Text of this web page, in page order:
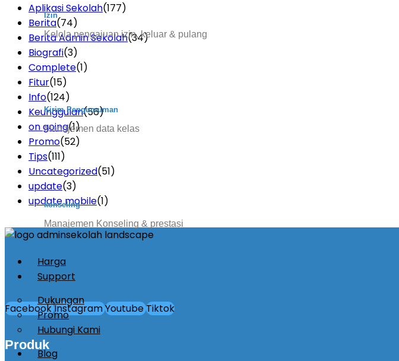
Izin
Kelola pengajuan izin, keluar & pulang
Kirim Pengumuman
Manajemen data kelas
konseling
Manajemen Konseling & prestasi
Harga
Support
Dukungan
Promo
Hubungi Kami
Blog
Aplikasi Sekolah(177)
Berita(74)
Berita Admin Sekolah(34)
Biografi(3)
Complete(1)
Fitur(15)
Info(124)
Keunggulan(56)
on going(1)
Promo(52)
Tips(111)
Uncategorized(51)
update(3)
update mobile(1)
FacebookInstagramYoutubeTiktok
Produk